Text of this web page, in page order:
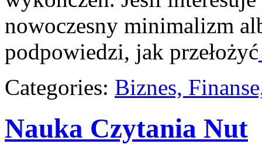
nowoczesny minimalizm
podpowiedzi, jak przełożyć
Categories: Biznes,
Nauka Czytania Nut